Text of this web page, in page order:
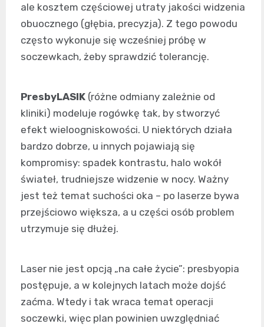
ale kosztem częściowej utraty jakości widzenia
obuocznego (głębia, precyzja). Z tego powodu
często wykonuje się wcześniej próbę w
soczewkach, żeby sprawdzić tolerancję.
PresbyLASIK (różne odmiany zależnie od
kliniki) modeluje rogówkę tak, by stworzyć
efekt wieloogniskowości. U niektórych działa
bardzo dobrze, u innych pojawiają się
kompromisy: spadek kontrastu, halo wokół
świateł, trudniejsze widzenie w nocy. Ważny
jest też temat suchości oka – po laserze bywa
przejściowo większa, a u części osób problem
utrzymuje się dłużej.
Laser nie jest opcją „na całe życie”: presbyopia
postępuje, a w kolejnych latach może dojść
zaćma. Wtedy i tak wraca temat operacji
soczewki, więc plan powinien uwzględniać